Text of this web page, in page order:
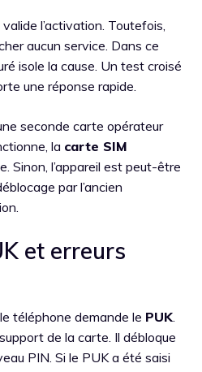
l’activation. Toutefois,
aucun service. Dans ce
isole la cause. Un test croisé
une réponse rapide.
seconde carte opérateur
la carte SIM
Sinon, l’appareil est peut-être
par l’ancien
et erreurs
téléphone demande le PUK.
de la carte. Il débloque
PIN. Si le PUK a été saisi